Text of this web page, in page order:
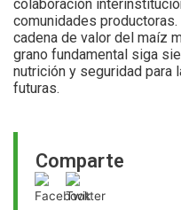
Comparte
colaboración
comunidades
cadena de valor del maíz
grano fundamental siga
nutrición y seguridad para
futuras.